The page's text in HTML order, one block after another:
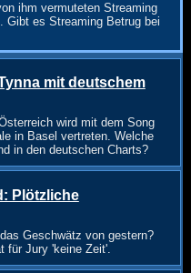
ihm vermuteten Streaming
Gibt es Streaming Betrug bei
mit deutschem
wird mit dem Song
in Basel vertreten. Welche
in den deutschen Charts?
Plötzliche
Geschwätz von gestern?
für Jury 'keine Zeit'.